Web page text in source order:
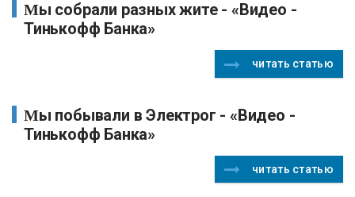
Мы собрали разных жите - «Видео -
Тинькофф Банка»
читать статью
Мы побывали в Электрог - «Видео -
Тинькофф Банка»
читать статью